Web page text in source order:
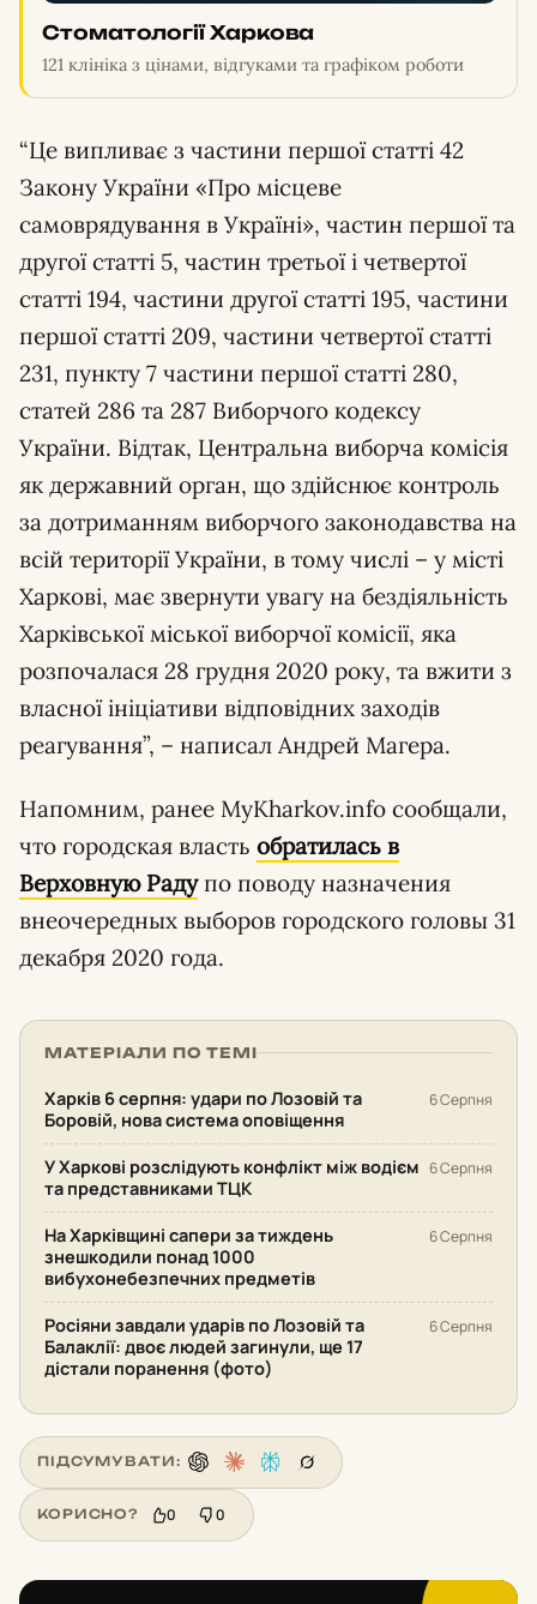
Стоматології Харкова
121 клініка з цінами, відгуками та графіком роботи
“Це випливає з частини першої статті 42
Закону України «Про місцеве
самоврядування в Україні», частин першої та
другої статті 5, частин третьої і четвертої
статті 194, частини другої статті 195, частини
першої статті 209, частини четвертої статті
231, пункту 7 частини першої статті 280,
статей 286 та 287 Виборчого кодексу
України. Відтак, Центральна виборча комісія
як державний орган, що здійснює контроль
за дотриманням виборчого законодавства на
всій території України, в тому числі – у місті
Харкові, має звернути увагу на бездіяльність
Харківської міської виборчої комісії, яка
розпочалася 28 грудня 2020 року, та вжити з
власної ініціативи відповідних заходів
реагування”, – написал Андрей Магера.
Напомним, ранее MyKharkov.info сообщали,
что городская власть обратилась в
Верховную Радупо поводу назначения
внеочередных выборов городского головы 31
декабря 2020 года.
МАТЕРІАЛИ ПО ТЕМІ
Харків 6 серпня: удари по Лозовій та
Боровій, нова система оповіщення
6 Серпня
У Харкові розслідують конфлікт між водієм
та представниками ТЦК
6 Серпня
На Харківщині сапери за тиждень
знешкодили понад 1000
вибухонебезпечних предметів
6 Серпня
Росіяни завдали ударів по Лозовій та
Балаклії: двоє людей загинули, ще 17
дістали поранення (фото)
6 Серпня
ПІДСУМУВАТИ:
КОРИСНО? 0 0